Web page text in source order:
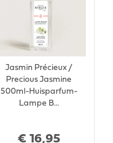
€ 16,95
Jasmin Précieux /
Precious Jasmine
500ml-Huisparfum-
Lampe B…